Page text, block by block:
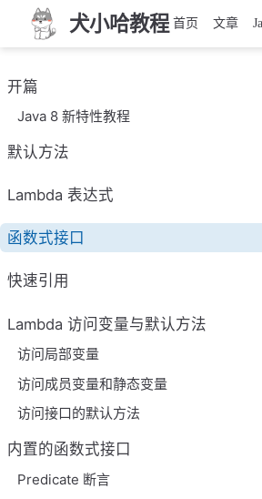
犬小哈教程 首页 文章
开篇
Java 8 新特性教程
默认方法
Lambda 表达式
函数式接口
快速引用
Lambda 访问变量与默认方法
访问局部变量
访问成员变量和静态变量
访问接口的默认方法
内置的函数式接口
Predicate 断言